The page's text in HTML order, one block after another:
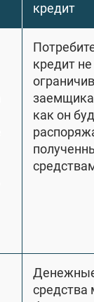
кредит
кредит не
как он
средства